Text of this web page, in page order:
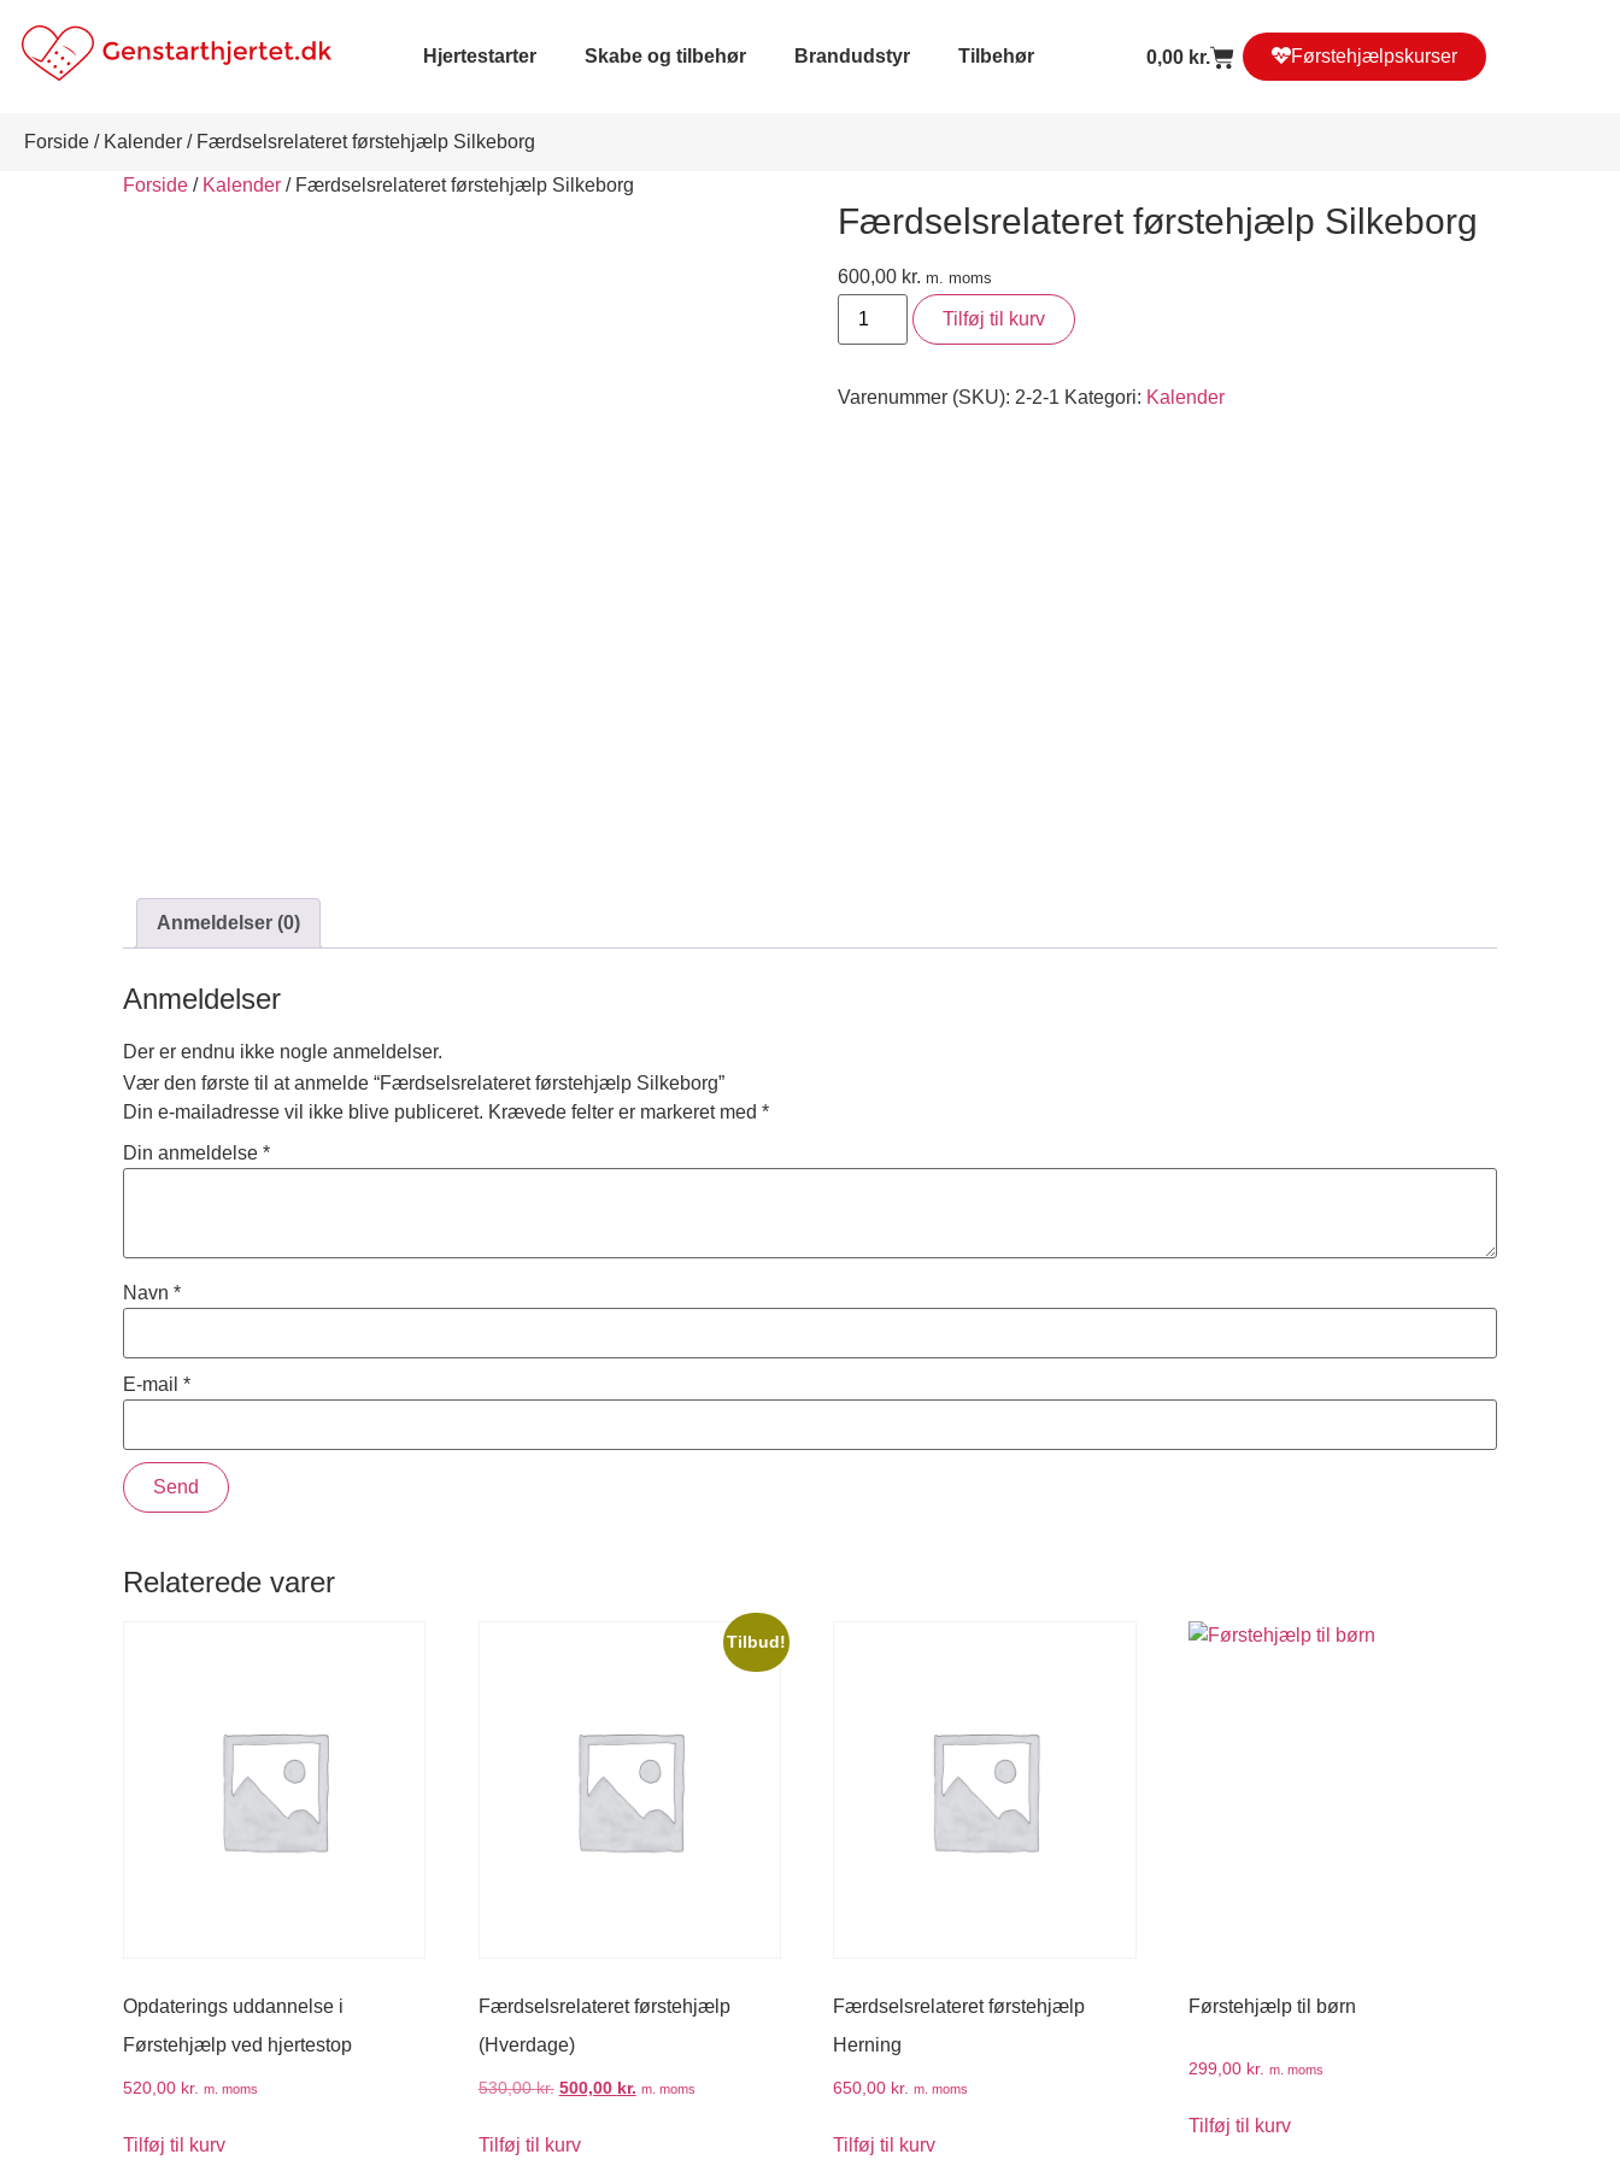
Hjertestarter Skabe og tilbehør Brandudstyr Tilbehør 0,00 kr. Førstehjælpskurser
Forside / Kalender / Færdselsrelateret førstehjælp Silkeborg
Forside / Kalender / Færdselsrelateret førstehjælp Silkeborg
Færdselsrelateret førstehjælp Silkeborg
600,00 kr. m. moms
Tilføj til kurv
Varenummer (SKU): 2-2-1 Kategori: Kalender
Anmeldelser (0)
Anmeldelser
Der er endnu ikke nogle anmeldelser.
Vær den første til at anmelde “Færdselsrelateret førstehjælp Silkeborg”
Din e-mailadresse vil ikke blive publiceret. Krævede felter er markeret med *
Din anmeldelse *
Navn *
E-mail *
Relaterede varer
Opdaterings uddannelse i
Førstehjælp ved hjertestop
520,00 kr. m. moms
Tilføj til kurv
Tilbud!
Færdselsrelateret førstehjælp
(Hverdage)
530,00kr. 500,00 kr. m. moms
Tilføj til kurv
Færdselsrelateret førstehjælp
Herning
650,00 kr. m. moms
Tilføj til kurv
Førstehjælp til børn
299,00 kr. m. moms
Tilføj til kurv